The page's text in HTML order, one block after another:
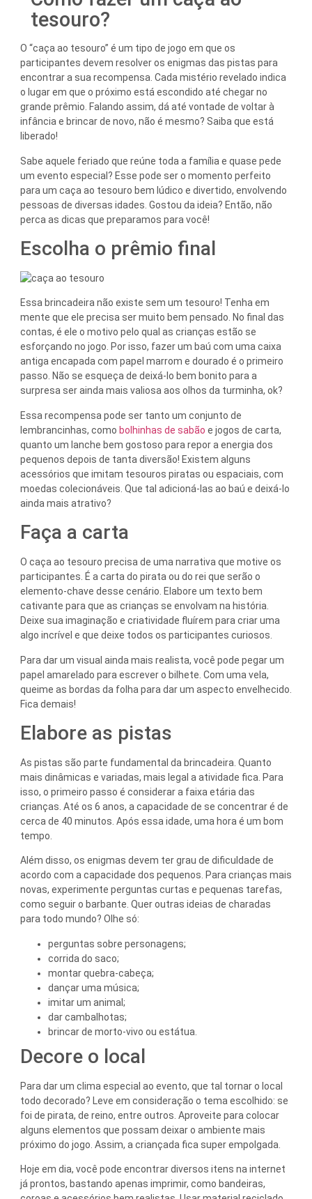
tesouro?
O “caça ao tesouro” é um tipo de jogo em que os
participantes devem resolver os enigmas das pistas para
encontrar a sua recompensa. Cada mistério revelado indica
o lugar em que o próximo está escondido até chegar no
grande prêmio. Falando assim, dá até vontade de voltar à
infância e brincar de novo, não é mesmo? Saiba que está
liberado!
Sabe aquele feriado que reúne toda a família e quase pede
um evento especial? Esse pode ser o momento perfeito
para um caça ao tesouro bem lúdico e divertido, envolvendo
pessoas de diversas idades. Gostou da ideia? Então, não
perca as dicas que preparamos para você!
Escolha o prêmio final
Essa brincadeira não existe sem um tesouro! Tenha em
mente que ele precisa ser muito bem pensado. No final das
contas, é ele o motivo pelo qual as crianças estão se
esforçando no jogo. Por isso, fazer um baú com uma caixa
antiga encapada com papel marrom e dourado é o primeiro
passo. Não se esqueça de deixá-lo bem bonito para a
surpresa ser ainda mais valiosa aos olhos da turminha, ok?
Essa recompensa pode ser tanto um conjunto de
lembrancinhas, como bolhinhas de sabão e jogos de carta,
quanto um lanche bem gostoso para repor a energia dos
pequenos depois de tanta diversão! Existem alguns
acessórios que imitam tesouros piratas ou espaciais, com
moedas colecionáveis. Que tal adicioná-las ao baú e deixá-lo
ainda mais atrativo?
Faça a carta
O caça ao tesouro precisa de uma narrativa que motive os
participantes. É a carta do pirata ou do rei que serão o
elemento-chave desse cenário. Elabore um texto bem
cativante para que as crianças se envolvam na história.
Deixe sua imaginação e criatividade fluírem para criar uma
algo incrível e que deixe todos os participantes curiosos.
Para dar um visual ainda mais realista, você pode pegar um
papel amarelado para escrever o bilhete. Com uma vela,
queime as bordas da folha para dar um aspecto envelhecido.
Fica demais!
Elabore as pistas
As pistas são parte fundamental da brincadeira. Quanto
mais dinâmicas e variadas, mais legal a atividade fica. Para
isso, o primeiro passo é considerar a faixa etária das
crianças. Até os 6 anos, a capacidade de se concentrar é de
cerca de 40 minutos. Após essa idade, uma hora é um bom
tempo.
Além disso, os enigmas devem ter grau de dificuldade de
acordo com a capacidade dos pequenos. Para crianças mais
novas, experimente perguntas curtas e pequenas tarefas,
como seguir o barbante. Quer outras ideias de charadas
para todo mundo? Olhe só:
perguntas sobre personagens;
corrida do saco;
montar quebra-cabeça;
dançar uma música;
imitar um animal;
dar cambalhotas;
brincar de morto-vivo ou estátua.
Decore o local
Para dar um clima especial ao evento, que tal tornar o local
todo decorado? Leve em consideração o tema escolhido: se
foi de pirata, de reino, entre outros. Aproveite para colocar
alguns elementos que possam deixar o ambiente mais
próximo do jogo. Assim, a criançada fica super empolgada.
Hoje em dia, você pode encontrar diversos itens na internet
já prontos, bastando apenas imprimir, como bandeiras,